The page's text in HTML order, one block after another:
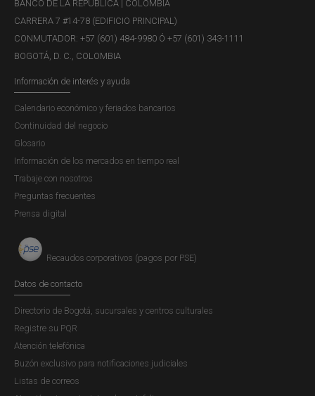
wrong
JUEVES, 2 DE OCTUBRE DE 2025
In the present paper we remark that the absence of an
intrinsic or fundamental value represents a problem for
the stability of the bitcoin’s price as an asset. In addition,
we consider some financial stability concerns that derive
from the hypothesis that the bitcoin will survive as an
asset...
Revista Ensayos Sobre Política
Económica (ESPE) - El Canal de
Préstamos de la Política Monetaria en
Colombia. Un Enfoque FAVAR
Publicación |
En este trabajo se utiliza un modelo FAVAR (Factor
Augmented Vector Autoregression) con el fin de examinar
el papel que las condiciones financieras de los bancos,
reflejadas en la información recopilada a nivel individual,
tienen en la transmisión de la política monetaria. El tipo de
modelo...
BANCO DE LA REPÚBLICA | COLOMBIA
CARRERA 7 #14-78 (EDIFICIO PRINCIPAL)
CONMUTADOR: +57 (601) 484-9980 Ó +57 (601) 343-1111
BOGOTÁ, D. C., COLOMBIA
Información de interés y ayuda
Calendario económico y feriados bancarios
Continuidad del negocio
Glosario
Información de los mercados en tiempo real
Trabaje con nosotros
Preguntas frecuentes
Prensa digital
Recaudos corporativos (pagos por PSE)
Datos de contacto
Directorio de Bogotá, sucursales y centros culturales
Registre su PQR
Atención telefónica
Buzón exclusivo para notificaciones judiciales
Listas de correos